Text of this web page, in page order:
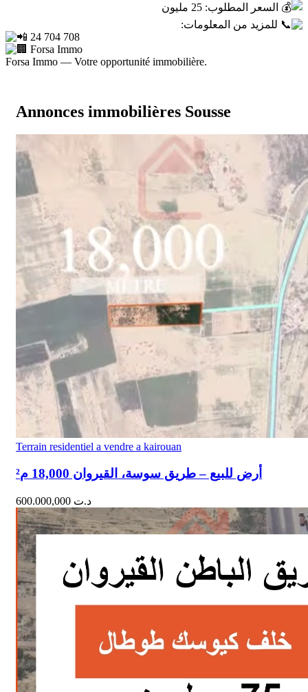
السعر المطلوب: 25 مليون
للمزيد من المعلومات:
24 704 708
Forsa Immo
Forsa Immo — Votre opportunité immobilière.
Annonces immobilières Sousse
Terrain residentiel a vendre a kairouan
أرض للبيع – طريق سوسة، القيروان 18,000 م²
د.ت